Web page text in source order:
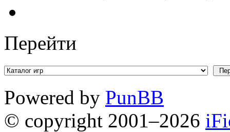
Перейти
Powered by PunBB
© copyright 2001–2026